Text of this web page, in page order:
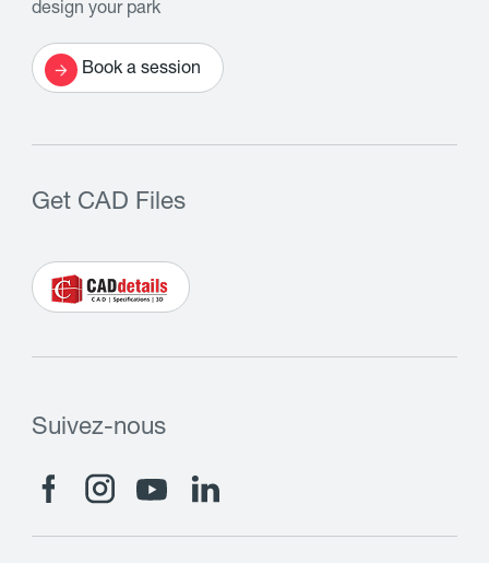
design your park
Book a session
Get CAD Files
Suivez-nous